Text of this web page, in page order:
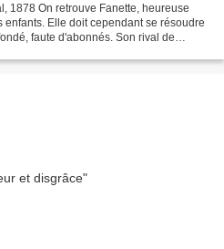
1878 On retrouve Fanette, heureuse
Elle doit cependant se résoudre
faute d'abonnés. Son rival de